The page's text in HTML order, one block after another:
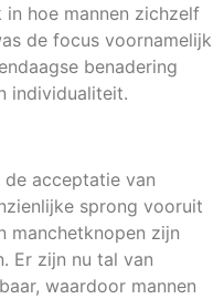
hoe mannen zichzelf
de focus voornamelijk
benadering
individualiteit.
acceptatie van
sprong vooruit
manchetknopen zijn
Er zijn nu tal van
waardoor mannen